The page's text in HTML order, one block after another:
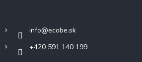
info@ecobe.sk
+420 591 140 199